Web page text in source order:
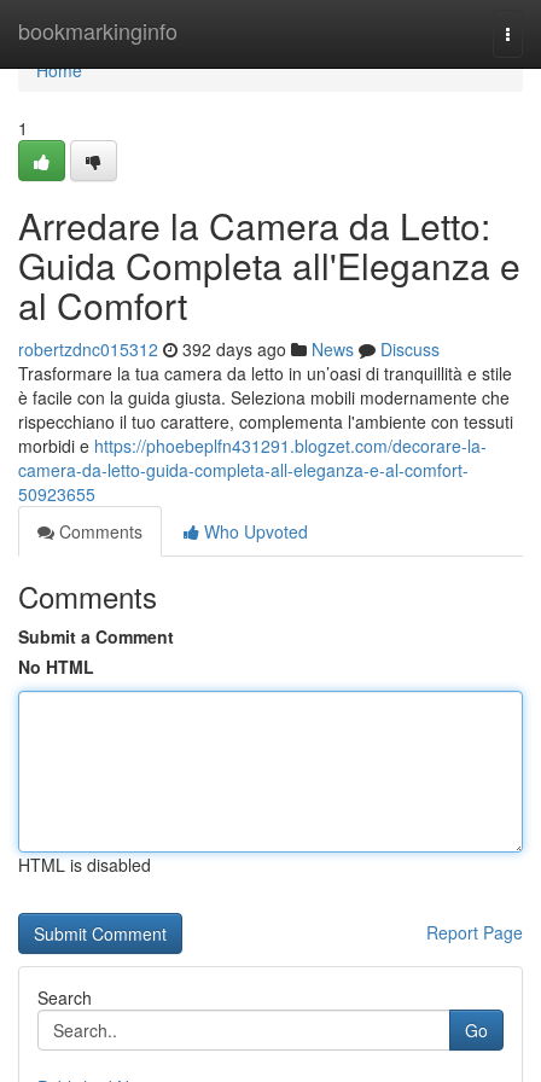
bookmarkinginfo
Home
Home
1
Arredare la Camera da Letto:
Guida Completa all'Eleganza e
al Comfort
robertzdnc015312 392 days ago News
Discuss
Trasformare la tua camera da letto in un’oasi di tranquillità e stile
è facile con la guida giusta. Seleziona mobili modernamente che
rispecchiano il tuo carattere, complementa l'ambiente con tessuti
morbidi e https://phoebeplfn431291.blogzet.com/decorare-la-
camera-da-letto-guida-completa-all-eleganza-e-al-comfort-
50923655
Comments
Who Upvoted
Comments
Submit a Comment
No HTML
HTML is disabled
Report Page
Search
Go